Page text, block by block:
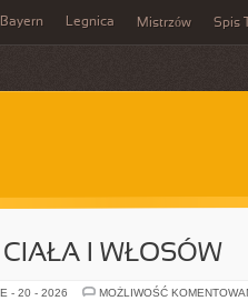
Bayern Legnica Mistrzów Spis
CIAŁA I WŁOSÓW
- 20 - 2026 MOŻLIWOŚĆ